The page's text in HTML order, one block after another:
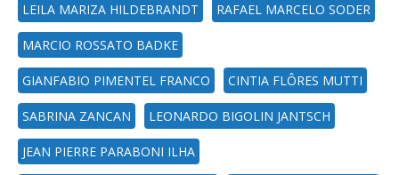
LEILA MARIZA HILDEBRANDT RAFAEL MARCELO SODER
MARCIO ROSSATO BADKE
GIANFABIO PIMENTEL FRANCO CINTIA FLÔRES MUTTI
SABRINA ZANCAN LEONARDO BIGOLIN JANTSCH
JEAN PIERRE PARABONI ILHA